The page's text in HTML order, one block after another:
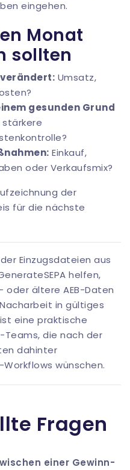
eingehen.
Monat
sollten
Umsatz,
gesunden Grund
stärkere
Einkauf,
oder Verkaufsmix?
der
für die nächste
Einzugsdateien aus
helfen,
oder ältere AEB-Daten
in gültiges
ist eine praktische
Teams, die nach der
dahinter
wünschen.
Fragen
einer Gewinn-